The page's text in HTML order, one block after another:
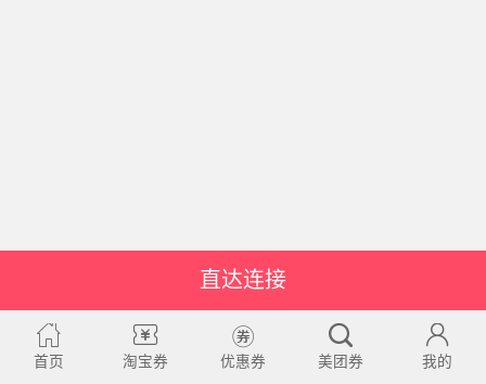
直达连接
首页 淘宝券 优惠券 美团券 我的